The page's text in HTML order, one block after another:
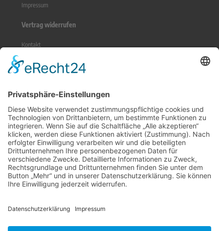
Impressum
Vertrag widerrufen
Kontakt
Sitemap
Widerrufsrecht
Zahlungsmethoden